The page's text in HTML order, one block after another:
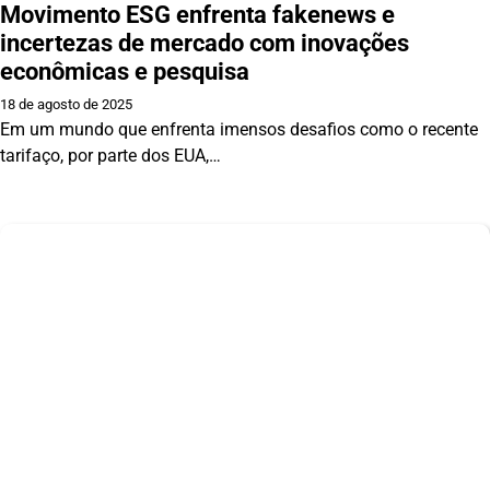
Movimento ESG enfrenta fakenews e
incertezas de mercado com inovações
econômicas e pesquisa
18 de agosto de 2025
Em um mundo que enfrenta imensos desafios como o recente
tarifaço, por parte dos EUA,…